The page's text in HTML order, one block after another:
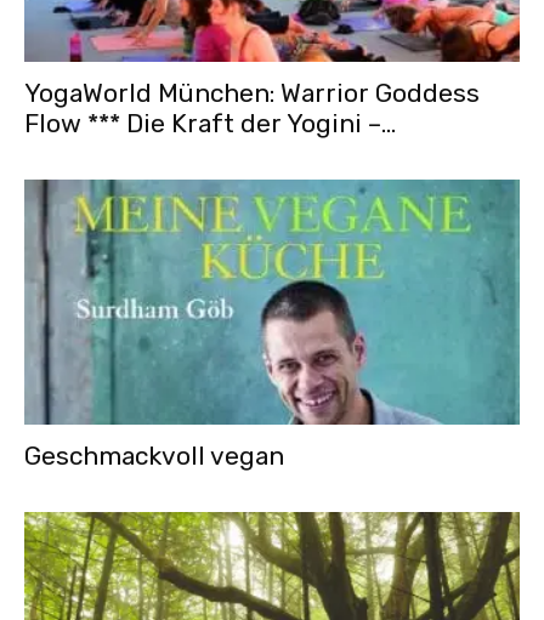
YogaWorld München: Warrior Goddess
Flow *** Die Kraft der Yogini –...
Geschmackvoll vegan